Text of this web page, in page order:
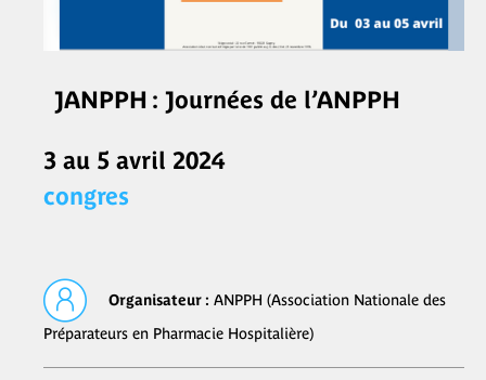
JANPPH : Journées de l’ANPPH
3 au 5 avril 2024
congres
Organisateur :ANPPH (Association Nationale des
Préparateurs en Pharmacie Hospitalière)